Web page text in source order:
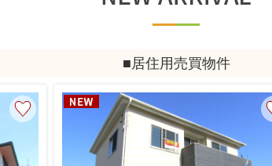
仲介手数料が無料になると、こんなに違う。 ― 住まい購
― マイホームを探していると、まず目に入るのは物件価
「あれ？こんなに諸費用...
■居住用売買物件